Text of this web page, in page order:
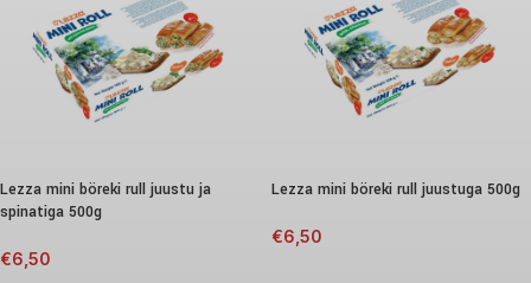
Lezza mini böreki rull juustu ja
spinatiga 500g
€6,50
Lezza mini böreki rull juustuga 500g
€6,50